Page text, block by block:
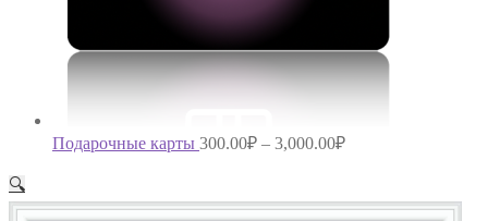
Подарочные карты 300.00₽ – 3,000.00₽
🔍